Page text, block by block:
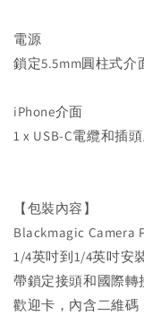
電源
鎖定5.5mm圓柱式介
iPhone介面
1 x USB-C電纜和插頭
【包裝內容】
Blackmagic Camera
1/4英吋到1/4英吋安
帶鎖定接頭和國際轉
歡迎卡，內含二維碼